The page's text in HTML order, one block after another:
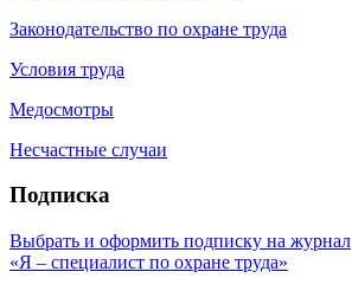
Законодательство по охране труда
Условия труда
Медосмотры
Несчастные случаи
Подписка
Выбрать и оформить подписку на журнал
«Я – специалист по охране труда»